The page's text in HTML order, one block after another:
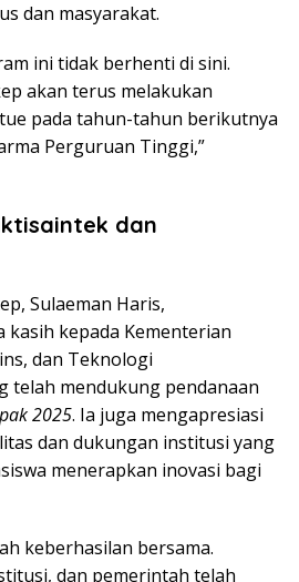
dan masyarakat.
ini tidak berhenti di sini.
akan terus melakukan
pada tahun-tahun berikutnya
Perguruan Tinggi,”
dan
Sulaeman Haris,
kasih kepada Kementerian
dan Teknologi
telah mendukung pendanaan
2025. Ia juga mengapresiasi
dan dukungan institusi yang
menerapkan inovasi bagi
keberhasilan bersama.
dan pemerintah telah